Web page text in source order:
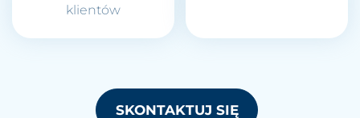
klientów
SKONTAKTUJ SIĘ